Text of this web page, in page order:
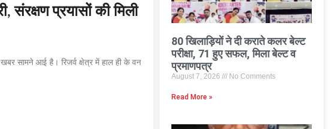
संरक्षण प्रयासों की मिली
सामने आई है। रिजर्व क्षेत्र में हाल ही के वन
80 खिलाड़ियों ने दी कराते कलर बेल्ट
परीक्षा, 71 हुए सफल, मिला बेल्ट व
प्रमाणपत्र
August 7, 2026 No Comments
Read More »